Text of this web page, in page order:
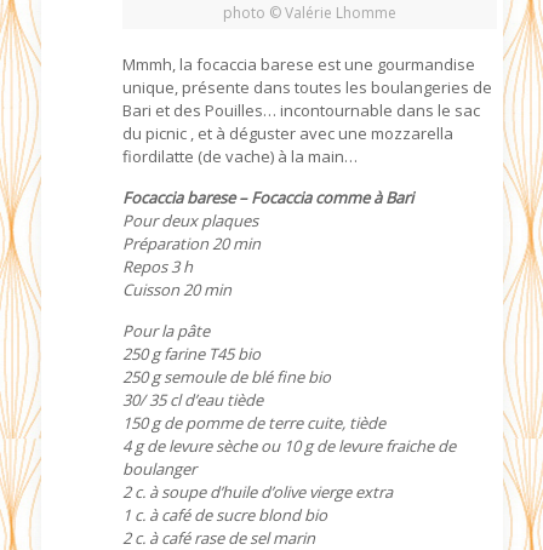
photo © Valérie Lhomme
Mmmh, la focaccia barese est une gourmandise
unique, présente dans toutes les boulangeries de
Bari et des Pouilles… incontournable dans le sac
du picnic , et à déguster avec une mozzarella
fiordilatte (de vache) à la main…
Focaccia barese – Focaccia comme à Bari
Pour deux plaques
Préparation 20 min
Repos 3 h
Cuisson 20 min
Pour la pâte
250 g farine T45 bio
250 g semoule de blé fine bio
30/ 35 cl d’eau tiède
150 g de pomme de terre cuite, tiède
4 g de levure sèche ou 10 g de levure fraiche de
boulanger
2 c. à soupe d’huile d’olive vierge extra
1 c. à café de sucre blond bio
2 c. à café rase de sel marin